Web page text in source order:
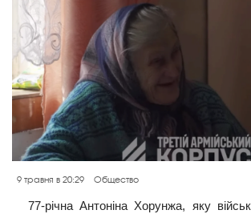
9 травня в 20:29 Общество
77-річна Антоніна Хорунжа, яку